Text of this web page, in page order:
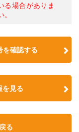
る場合がありま
を確認する
を見る
る